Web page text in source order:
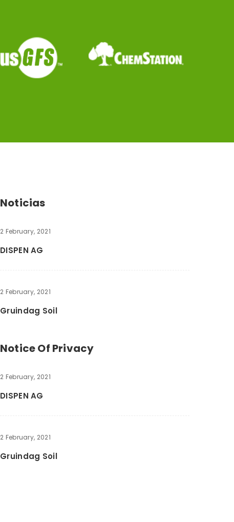
Noticias
2 February, 2021
DISPEN AG
2 February, 2021
Gruindag Soil
Notice Of Privacy
2 February, 2021
DISPEN AG
2 February, 2021
Gruindag Soil